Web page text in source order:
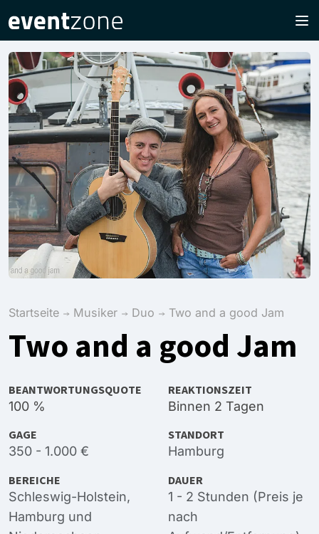
Startseite Musiker Duo Two and a good Jam
Two and a good Jam
BEANTWORTUNGSQUOTE
100 %
REAKTIONSZEIT
Binnen 2 Tagen
GAGE
350 - 1.000 €
STANDORT
Hamburg
BEREICHE
Schleswig-Holstein,
Hamburg und
DAUER
1 - 2 Stunden (Preis je
nach